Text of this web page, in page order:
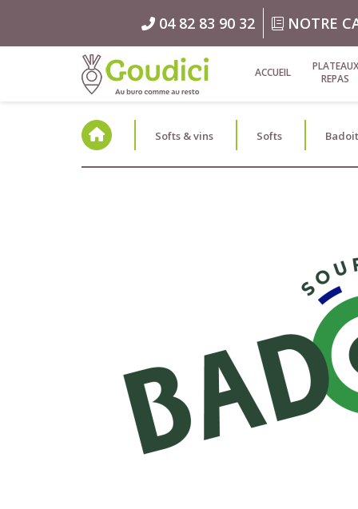
04 82 83 90 32 NOTRE
ACCUEIL
PLATEAUX
REPAS
Softs & vins Softs